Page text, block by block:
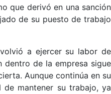
que derivó en una sanción
de su puesto de trabajo
a ejercer su labor de
dentro de la empresa sigue
Aunque continúa en su
mantener su trabajo, ya